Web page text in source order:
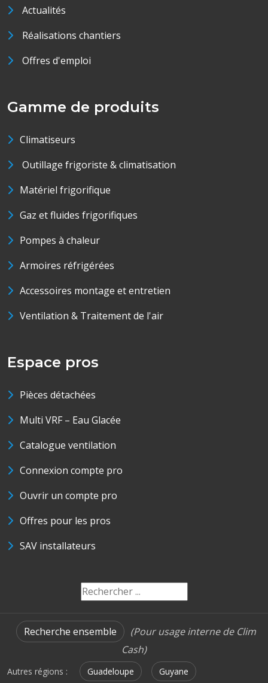
Actualités
Réalisations chantiers
Offres d'emploi
Gamme de produits
Climatiseurs
Outillage frigoriste & climatisation
Matériel frigorifique
Gaz et fluides frigorifiques
Pompes à chaleur
Armoires réfrigérées
Accessoires montage et entretien
Ventilation & Traitement de l'air
Espace pros
Pièces détachées
Multi VRF – Eau Glacée
Catalogue ventilation
Connexion compte pro
Ouvrir un compte pro
Offres pour les pros
SAV installateurs
Recherche ensemble
(Pour usage interne de Clim
Cash)
Autres régions : Guadeloupe Guyane